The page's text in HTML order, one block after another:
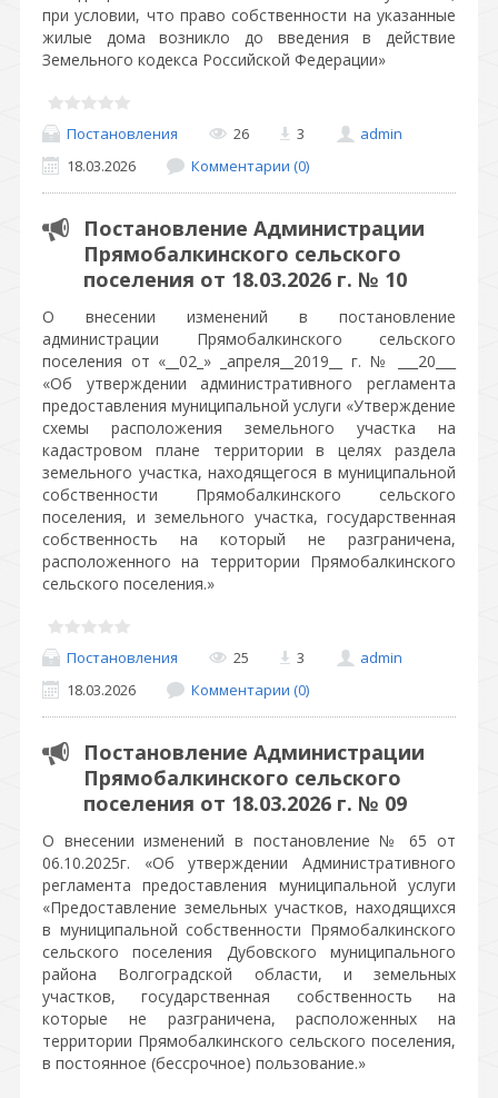
при условии, что право собственности на указанные
жилые дома возникло до введения в действие
Земельного кодекса Российской Федерации»
Постановления 26 3
admin
18.03.2026
Комментарии (0)
Постановление Администрации
Прямобалкинского сельского
поселения от 18.03.2026 г. № 10
О внесении изменений в постановление
администрации Прямобалкинского сельского
поселения от «__02_» _апреля__2019__ г. № ___20___
«Об утверждении административного регламента
предоставления муниципальной услуги «Утверждение
схемы расположения земельного участка на
кадастровом плане территории в целях раздела
земельного участка, находящегося в муниципальной
собственности Прямобалкинского сельского
поселения, и земельного участка, государственная
собственность на который не разграничена,
расположенного на территории Прямобалкинского
сельского поселения.»
Постановления 25 3
admin
18.03.2026
Комментарии (0)
Постановление Администрации
Прямобалкинского сельского
поселения от 18.03.2026 г. № 09
О внесении изменений в постановление № 65 от
06.10.2025г. «Об утверждении Административного
регламента предоставления муниципальной услуги
«Предоставление земельных участков, находящихся
в муниципальной собственности Прямобалкинского
сельского поселения Дубовского муниципального
района Волгоградской области, и земельных
участков, государственная собственность на
которые не разграничена, расположенных на
территории Прямобалкинского сельского поселения,
в постоянное (бессрочное) пользование.»